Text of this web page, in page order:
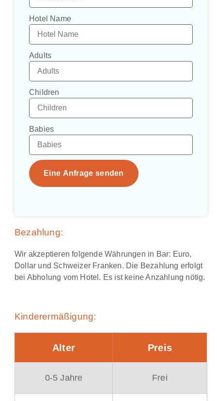
Hotel Name
Adults
Children
Babies
Eine Anfrage senden
Bezahlung:
Wir akzeptieren folgende Währungen in Bar: Euro,
Dollar und Schweizer Franken. Die Bezahlung erfolgt
bei Abholung vom Hotel. Es ist keine Anzahlung nötig.
Kinderermäßigung:
Alter Preis
0-5 Jahre Frei